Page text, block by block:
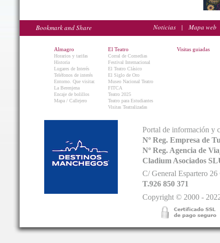
Noticias | Mapa web
Almagro
Horarios y tarifas
Historia
Lugares de Interés
Teléfonos de interés
Entorno. Que visitar.
La Berenjena
Encaje de bolillos
Mapa / Callejero
El Teatro
Corral de Comedias
Festival Internacional
El Teatro Clásico
El Siglo de Oro
Museo Nacional Teatro
FITCA
Teatro 2025
Teatro para Estudiantes
Visitas Teatralizadas
Visitas guiadas
Portal de información y
Nº Reg. Empresa de
Nº Reg. Agencia de
Cladium Asociados
C/ General Espartero
T.926 850 371
Copyright © 2000 -